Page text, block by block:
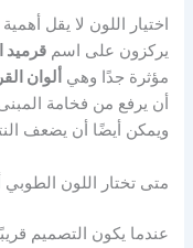
اختيار اللون لا يقل
يركزون على اسمقرميد
مؤثرة جدًا وهي ألوان
أن يرفع من فخامة
ويمكن أيضًا أن يضعف
متى تختار اللون الطوبي
عندما يكون التصميم